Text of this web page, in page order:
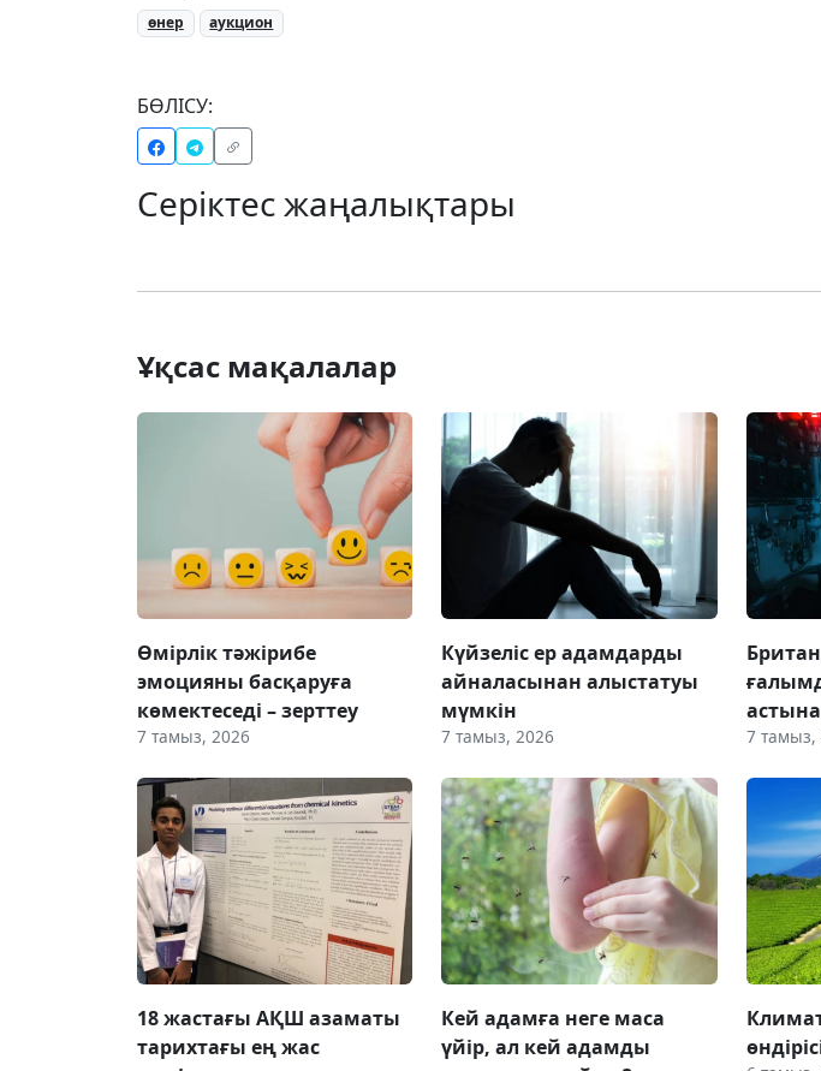
өнер аукцион
БӨЛІСУ:
Серіктес жаңалықтары
Ұқсас мақалалар
Өмірлік тәжірибе
эмоцияны басқаруға
көмектеседі – зерттеу
7 тамыз, 2026
Күйзеліс ер адамдарды
айналасынан алыстатуы
мүмкін
7 тамыз, 2026 7 тамыз,
18 жастағы АҚШ азаматы
тарихтағы ең жас
Кей адамға неге маса
үйір, ал кей адамды